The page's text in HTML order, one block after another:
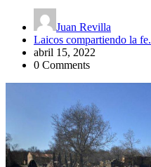
Juan Revilla
Laicos compartiendo la fe.
abril 15, 2022
0 Comments